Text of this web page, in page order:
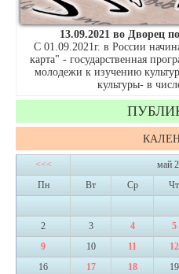
13.09.2021 во Дворец
С 01.09.2021г. в России
карта" - государственная
молодежи к изучению
культуры- в
<<< май
Пн
Вт Ср Чт
2
3 4 5
9
10 11 12
16
17 18 19